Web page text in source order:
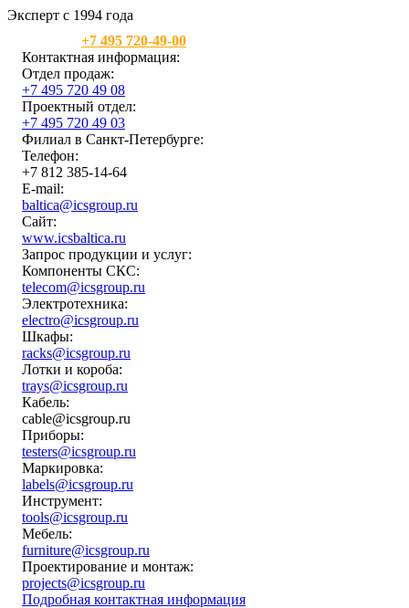
Эксперт с 1994 года
+7 495 720-49-00
Контактная информация:
Отдел продаж:
+7 495 720 49 08
Проектный отдел:
+7 495 720 49 03
Филиал в Санкт-Петербурге:
Телефон:
+7 812 385-14-64
E-mail:
baltica@icsgroup.ru
Сайт:
www.icsbaltica.ru
Запрос продукции и услуг:
Компоненты СКС:
telecom@icsgroup.ru
Электротехника:
electro@icsgroup.ru
Шкафы:
racks@icsgroup.ru
Лотки и короба:
trays@icsgroup.ru
Кабель:
cable@icsgroup.ru
Приборы:
testers@icsgroup.ru
Маркировка:
labels@icsgroup.ru
Инструмент:
tools@icsgroup.ru
Мебель:
furniture@icsgroup.ru
Проектирование и монтаж:
projects@icsgroup.ru
Подробная контактная информация